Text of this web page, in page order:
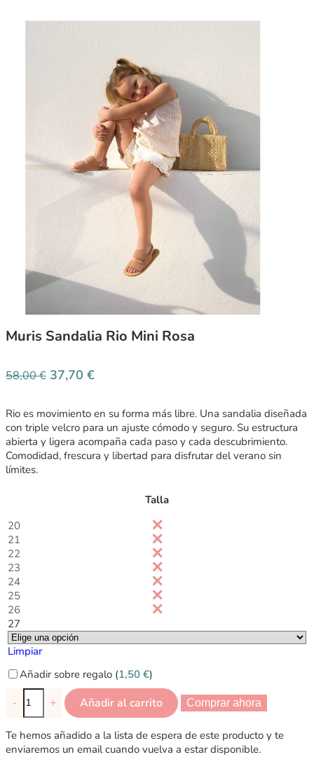
Muris Sandalia Rio Mini Rosa
58,00€ 37,70 €
Rio es movimiento en su forma más libre. Una sandalia diseñada
con triple velcro para un ajuste cómodo y seguro. Su estructura
abierta y ligera acompaña cada paso y cada descubrimiento.
Comodidad, frescura y libertad para disfrutar del verano sin
límites.
Talla
20
21
22
23
24
25
26
27
Limpiar
Añadir sobre regalo (1,50 €)
- + Añadir al carrito Comprar ahora
Te hemos añadido a la lista de espera de este producto y te
enviaremos un email cuando vuelva a estar disponible.